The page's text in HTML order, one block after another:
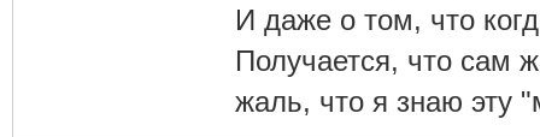
И даже о том, что
Получается, что сам
жаль, что я знаю эту